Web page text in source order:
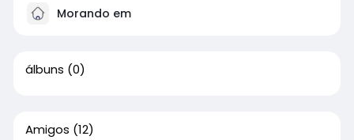
Morando em
álbuns (0)
Amigos (12)